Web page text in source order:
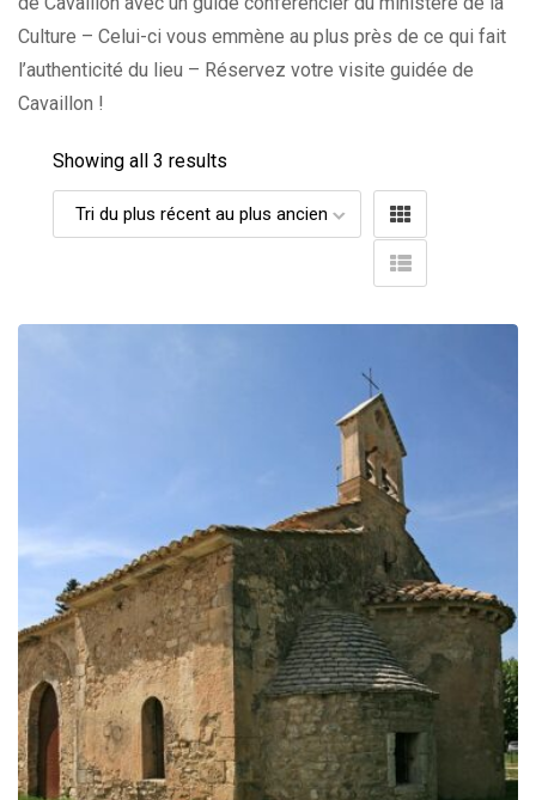
Culture – Celui-ci vous emmène au plus près de ce qui fait
l’authenticité du lieu – Réservez votre visite guidée de
Cavaillon !
Showing all 3 results